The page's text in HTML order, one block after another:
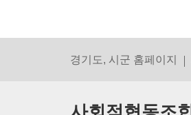
경기도, 시군 홈페이지